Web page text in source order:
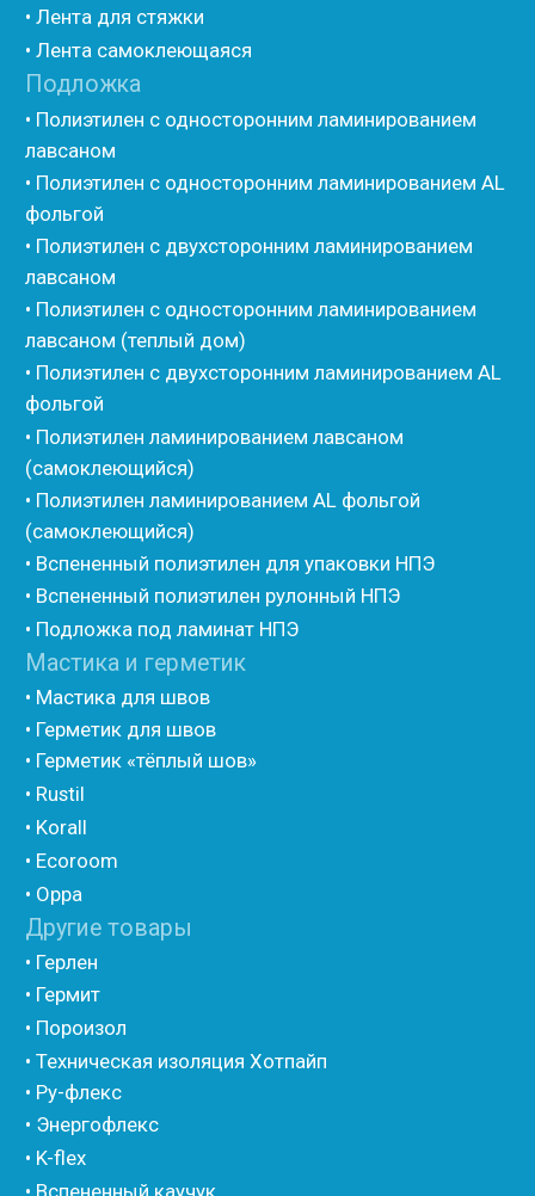
• Герметик для швов
• Rustil
• Korall
• Oppa
Другие товары
• Герлен
• Гермит
• Пороизол
• Техническая изоляция Хотпайп
• Ру-флекс
• K-flex
• Вспененный каучук
• Вспененные EPDM уплотнители
• Изоком Жгут
• Стенофлекс Шнур
• Стенофлекс Жгут
• Подложка Тепофол НПЭ
• Подложка Пенолин НПЭ
• Подложка Мосфол НПЭ
• Жгут Изонел
• Шнур Изонел
• Жгут Тилит
• Гернитовый шнур
• Бентонитовый шнур
• Мат из вспененного полиэтилена Тепофол
• Трубная изоляция из вспененного полиэтилена
• Трубная изоляция из вспененного полиэтилена
Порилекс
Изотом
• Шнур базальтовый теплоизоляционный
• Утеплитель для труб из вспененного полиэтилена
• ПСУЛ
• Ultima
• Фиброволокно
• Уголки
• Евроблок ИзоТехпро
• Евроблок Isodom
• Евроблок Penoterm
• Евроблок Порилекс